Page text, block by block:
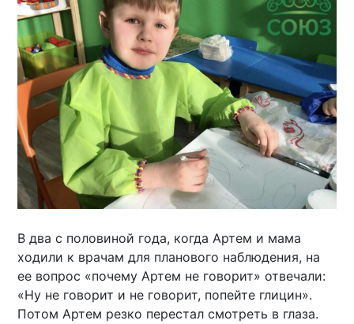
В два с половиной года, когда Артем и мама
ходили к врачам для планового наблюдения, на
ее вопрос «почему Артем не говорит» отвечали:
«Ну не говорит и не говорит, попейте глицин».
Потом Артем резко перестал смотреть в глаза.